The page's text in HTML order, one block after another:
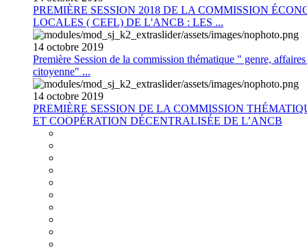
PREMIÈRE SESSION 2018 DE LA COMMISSION
LOCALES ( CEFL) DE L'ANCB : LES ...
14 octobre 2019
Première Session de la commission thématique " genre,
citoyenne" ...
14 octobre 2019
PREMIÈRE SESSION DE LA COMMISSION
ET COOPÉRATION DÉCENTRALISÉE DE L’ANCB